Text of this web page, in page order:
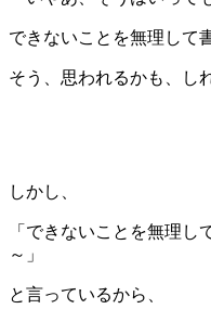
できないことを無理して
そう、思われるかも、し
しかし、
「できないことを無理し
～」
と言っているから、